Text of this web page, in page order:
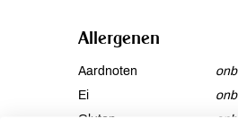
Allergenen
Aardnoten
Ei
Gluten